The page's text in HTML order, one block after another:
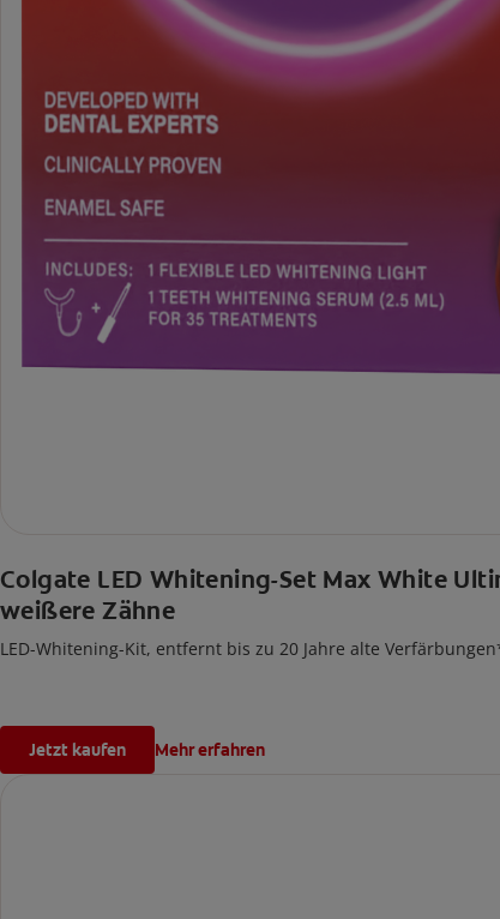
Colgate LED Whitening-Set Max White
weißere Zähne
LED-Whitening-Kit, entfernt bis zu 20 Jahre alte
Jetzt kaufen Mehr erfahren